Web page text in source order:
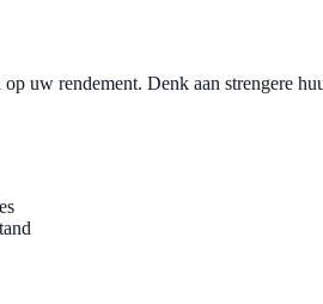
uw rendement. Denk aan strengere